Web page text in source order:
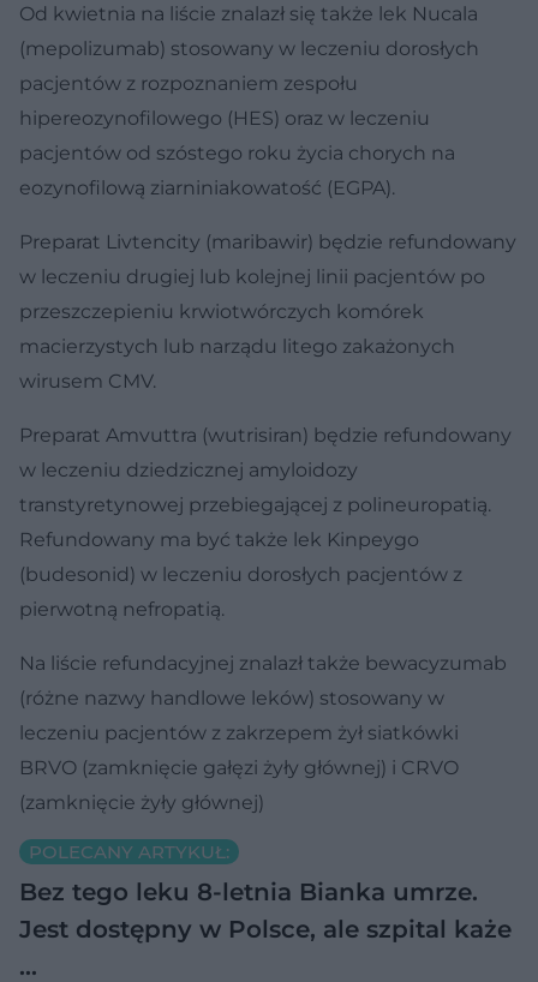
Od kwietnia na liście znalazł się także lek Nucala
(mepolizumab) stosowany w leczeniu dorosłych
pacjentów z rozpoznaniem zespołu
hipereozynofilowego (HES) oraz w leczeniu
pacjentów od szóstego roku życia chorych na
eozynofilową ziarniniakowatość (EGPA).
Preparat Livtencity (maribawir) będzie refundowany
w leczeniu drugiej lub kolejnej linii pacjentów po
przeszczepieniu krwiotwórczych komórek
macierzystych lub narządu litego zakażonych
wirusem CMV.
Preparat Amvuttra (wutrisiran) będzie refundowany
w leczeniu dziedzicznej amyloidozy
transtyretynowej przebiegającej z polineuropatią.
Refundowany ma być także lek Kinpeygo
(budesonid) w leczeniu dorosłych pacjentów z
pierwotną nefropatią.
Na liście refundacyjnej znalazł także bewacyzumab
(różne nazwy handlowe leków) stosowany w
leczeniu pacjentów z zakrzepem żył siatkówki
BRVO (zamknięcie gałęzi żyły głównej) i CRVO
(zamknięcie żyły głównej)
POLECANY ARTYKUŁ:
Bez tego leku 8-letnia Bianka umrze.
Jest dostępny w Polsce, ale szpital każe
…